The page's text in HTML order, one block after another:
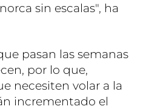
sin escalas", ha
pasan las semanas
por lo que,
necesiten volar a la
incrementado el